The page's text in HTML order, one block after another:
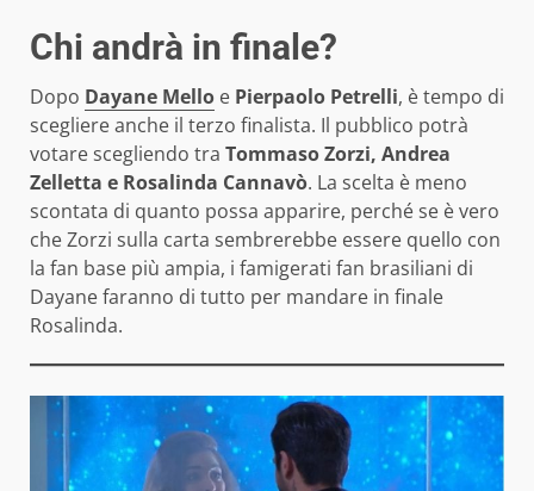
Chi andrà in finale?
Dopo Dayane Mello e Pierpaolo Petrelli, è tempo di
scegliere anche il terzo finalista. Il pubblico potrà
votare scegliendo tra Tommaso Zorzi, Andrea
Zelletta e Rosalinda Cannavò. La scelta è meno
scontata di quanto possa apparire, perché se è vero
che Zorzi sulla carta sembrerebbe essere quello con
la fan base più ampia, i famigerati fan brasiliani di
Dayane faranno di tutto per mandare in finale
Rosalinda.